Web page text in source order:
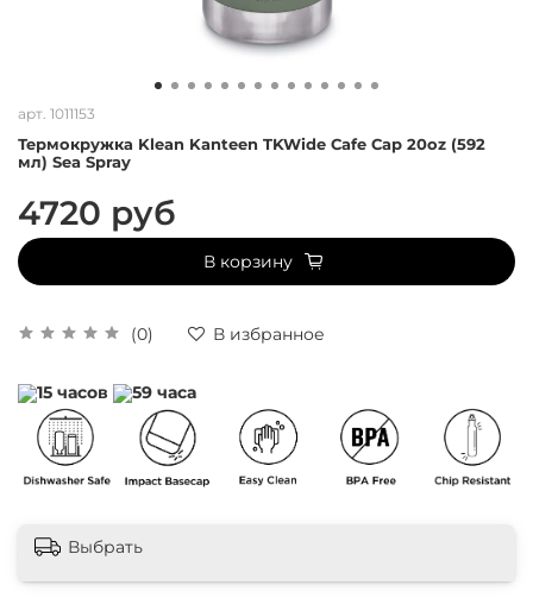
арт. 1011153
Термокружка Klean Kanteen TKWide Cafe Cap 20oz (592
мл) Sea Spray
(0) В избранное
4720 руб
В корзину
15 часов 59 часа
Выбрать